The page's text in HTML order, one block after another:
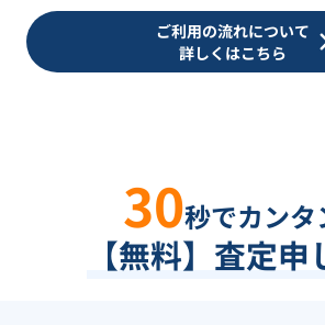
ご利用の流れについて
詳しくはこちら
30秒でカンタ
【無料】査定